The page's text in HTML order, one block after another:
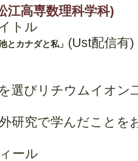
江高専数理科学科)
トル
とカナダと私」 (Ust配信有)
選びリチウムイオン
研究で学んだことを
ール